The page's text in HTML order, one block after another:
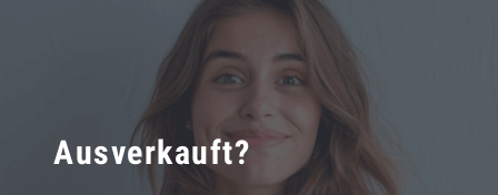
Ausverkauft?